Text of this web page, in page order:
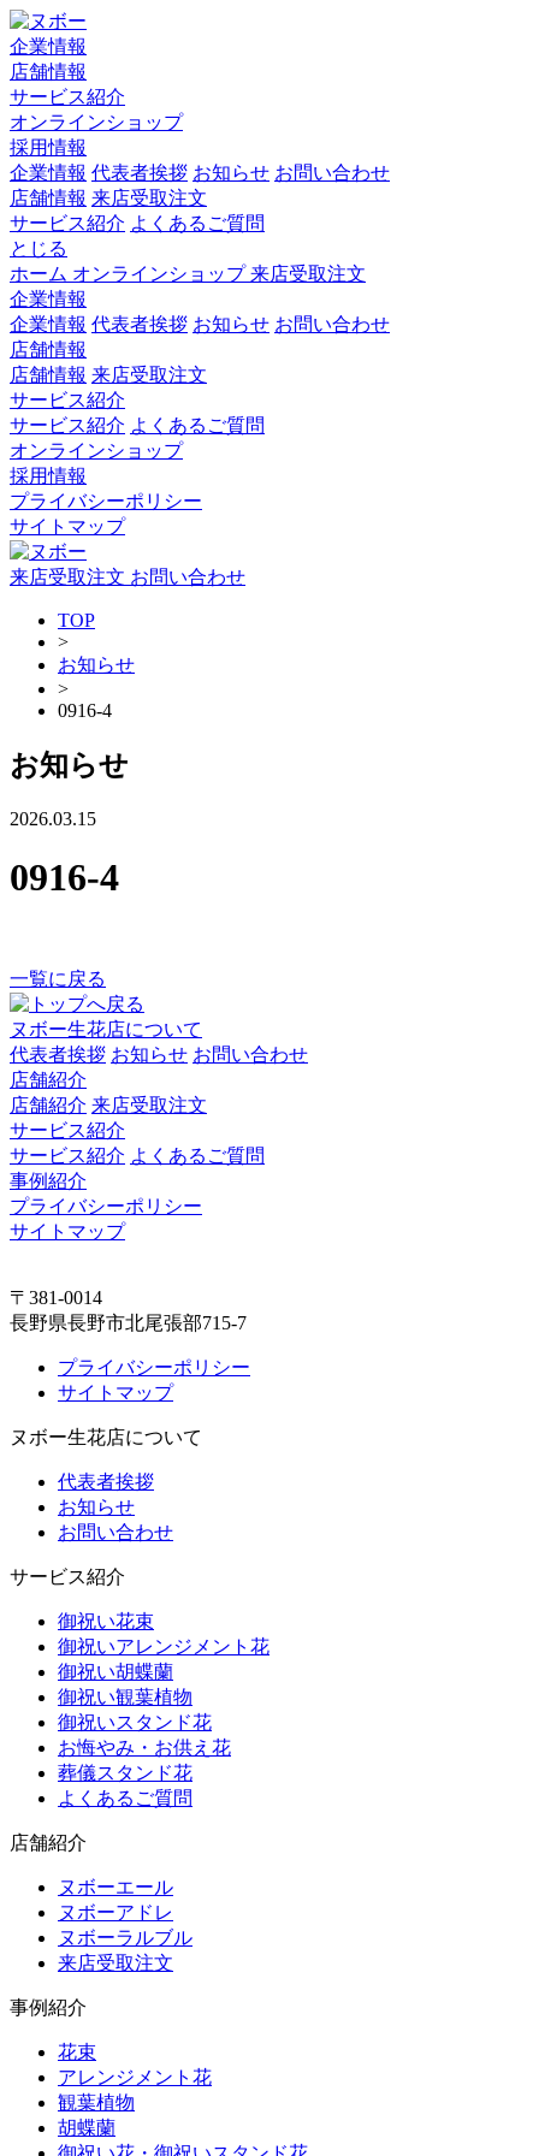
企業情報
店舗情報
サービス紹介
オンラインショップ
採用情報
企業情報 代表者挨拶 お知らせ お問い合わせ
店舗情報 来店受取注文
サービス紹介 よくあるご質問
とじる
ホーム オンラインショップ来店受取注文
企業情報
企業情報 代表者挨拶 お知らせ お問い合わせ
店舗情報
店舗情報 来店受取注文
サービス紹介
サービス紹介 よくあるご質問
オンラインショップ
採用情報
プライバシーポリシー
サイトマップ
来店受取注文 お問い合わせ
TOP
>
お知らせ
>
0916-4
お知らせ
2026.03.15
0916-4
一覧に戻る
ヌボー生花店について
代表者挨拶 お知らせ お問い合わせ
店舗紹介
店舗紹介 来店受取注文
サービス紹介
サービス紹介 よくあるご質問
事例紹介
プライバシーポリシー
サイトマップ
〒381-0014
長野県長野市北尾張部715-7
プライバシーポリシー
サイトマップ
ヌボー生花店について
代表者挨拶
お知らせ
お問い合わせ
サービス紹介
御祝い花束
御祝いアレンジメント花
御祝い胡蝶蘭
御祝い観葉植物
御祝いスタンド花
お悔やみ・お供え花
葬儀スタンド花
よくあるご質問
店舗紹介
ヌボーエール
ヌボーアドレ
ヌボーラルブル
来店受取注文
事例紹介
花束
アレンジメント花
観葉植物
胡蝶蘭